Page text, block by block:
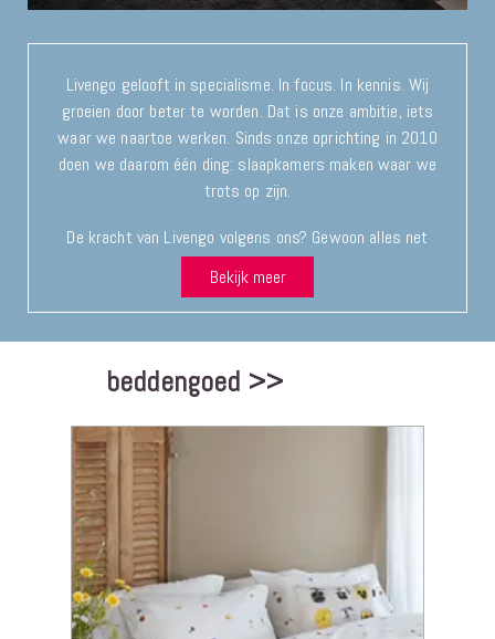
Livengo gelooft in specialisme. In focus. In kennis. Wij
groeien door beter te worden. Dat is onze ambitie, iets
waar we naartoe werken. Sinds onze oprichting in 2010
doen we daarom één ding: slaapkamers maken waar we
trots op zijn.
De kracht van Livengo volgens ons? Gewoon alles net
even anders doen! Noem ons vakidioten of experts. Wij
zijn ervan overtuigd dat gewenste resultaten bereikt
worden door een goede samenwerking, kwalitatief
goede producten, in combinatie met creatieve
handgemaakte ontwerpen en een beetje peper…
Daarmee onderscheiden wij ons van de grijze massa. Ze
zijn in vrijwel elke afmeting en diverse kleuren leverbaar
en passen dankzij hun neutrale ontwerp in ieder
interieur. Hiernaast leveren wij lattenbodems, hoge
kwaliteit ‘Beauform’ matrassen en bijpassende
slaapkamerkasten. Zo heb je je complete
slaapkamerset in één keer in huis.
Bekijk meer
beddengoed >>